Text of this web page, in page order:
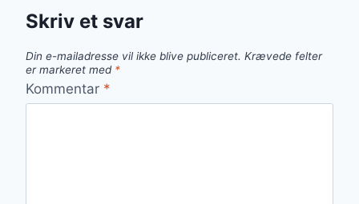
Skriv et svar
Din e-mailadresse vil ikke blive publiceret. Krævede felter
er markeret med *
Kommentar *